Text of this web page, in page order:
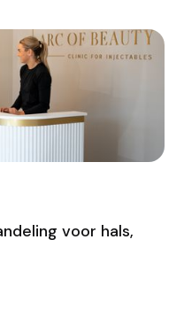
voor hals,